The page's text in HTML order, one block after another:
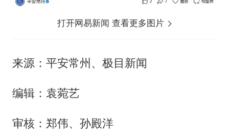
打开网易新闻 查看更多图片
来源：平安常州、极目新闻
编辑：袁菀艺
审核：郑伟、孙殿洋